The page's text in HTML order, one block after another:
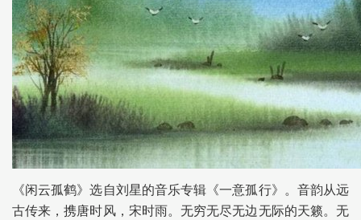
《闲云孤鹤》选自刘星的音乐专辑《一意孤行》。音韵从远
古传来，携唐时风，宋时雨。无穷无尽无边无际的天籁。无